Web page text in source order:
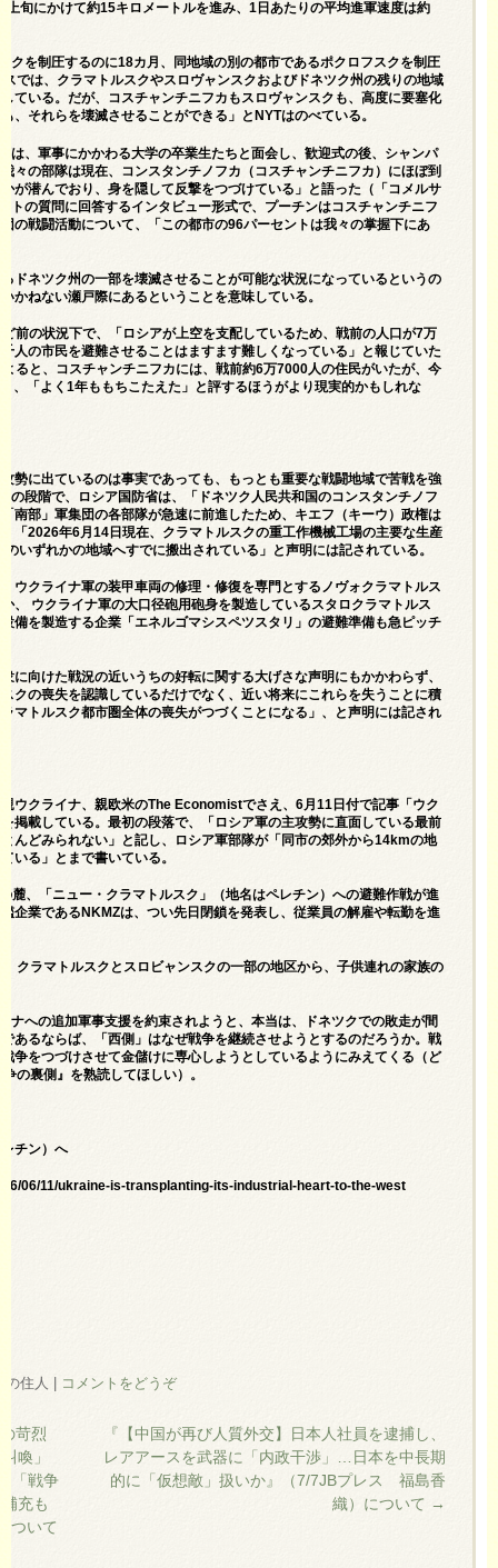
旬にかけて約15キロメートルを進み、1日あたりの平均進軍速度は約
クを制圧するのに18カ月、同地域の別の都市であるポクロフスクを制圧
では、クラマトルスクやスロヴャンスクおよびドネツク州の残りの地域
ている。だが、コスチャンチニフカもスロヴャンスクも、高度に要塞化
、それらを壊滅させることができる」とNYTはのべている。
は、軍事にかかわる大学の卒業生たちと面会し、歓迎式の後、シャンパ
々の部隊は現在、コンスタンチノフカ（コスチャンチニフカ）にほぼ到
が潜んでおり、身を隠して反撃をつづけている」と語った（
「コメルサ
トの質問に回答するインタビュー形式で、プーチンはコスチャンチニフ
の戦闘活動について、「この都市の96パーセントは我々の掌握下にあ
ドネツク州の一部を壊滅させることが可能な状況になっているというの
かねない瀬戸際にあるということを意味している。
前の状況下で、「ロシアが上空を支配しているため、戦前の人口が7万
人の市民を避難させることはますます難しくなっている」と報じていた
ると、コスチャンチニフカには、戦前約6万7000人の住民がいたが、今
、「よく1年ももちこたえた」と評するほうがより現実的かもしれな
勢に出ているのは事実であっても、もっとも重要な戦闘地域で苦戦を強
の段階で、ロシア国防省は、「ドネツク人民共和国のコンスタンチノフ
南部」軍集団の各部隊が急速に前進したため、キエフ（キーウ）政権は
「2026年6月14日現在、クラマトルスクの重工作機械工場の主要な生産
いずれかの地域へすでに搬出されている」と声明には記されている。
ウクライナ軍の装甲車両の修理・修復を専門とするノヴォクラマトルス
、 ウクライナ軍の大口径砲用砲身を製造しているスタロクラマトルス
備を製造する企業「エネルゴマシスペツスタリ」の避難準備も急ピッチ
に向けた戦況の近いうちの好転に関する大げさな声明にもかかわらず、
クの喪失を認識しているだけでなく、近い将来にこれらを失うことに積
マトルスク都市圏全体の喪失がつづくことになる」、と声明には記され
ウクライナ、親欧米のThe Economistでさえ、6月11日付で記事「ウク
を掲載している。最初の段落で、「ロシア軍の主攻勢に直面している最前
んどみられない」と記し、ロシア軍部隊が「同市の郊外から14kmの地
いる」とまで書いている。
麓、「ニュー・クラマトルスク」（地名はペレチン）への避難作戦が進
企業であるNKMZは、つい先日閉鎖を発表し、従業員の解雇や転勤を進
クラマトルスクとスロビャンスクの一部の地区から、子供連れの家族の
ナへの追加軍事支援を約束されようと、本当は、ドネツクでの敗走が間
あるならば、「西側」はなぜ戦争を継続させようとするのだろうか。戦
争をつづけさせて金儲けに専心しようとしているようにみえてくる（ど
の裏側』を熟読してほしい）。
チン）へ
06/11/ukraine-is-transplanting-its-industrial-heart-to-the-west
住人 | コメントをどうぞ
苛烈
喚」
「戦争
充も
ついて
『【中国が再び人質外交】日本人社員を逮捕し、
レアアースを武器に「内政干渉」…日本を中長期
的に「仮想敵」扱いか』（7/7JBプレス 福島香
織）について →